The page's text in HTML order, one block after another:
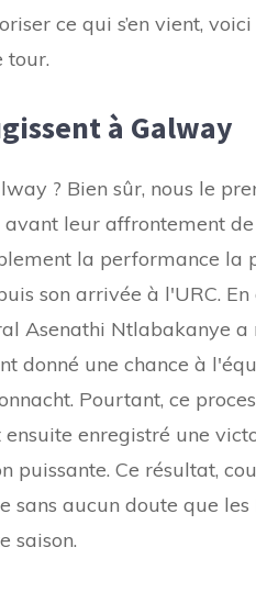
ce qui s’en vient,
tour.
à Galway
? Bien sûr, nous le
leur affrontement
la performance la
son arrivée à l'URC.
Asenathi Ntlabakanye
donné une chance à
Pourtant, ce
ensuite enregistré une
puissante. Ce résultat,
sans aucun doute que
saison.